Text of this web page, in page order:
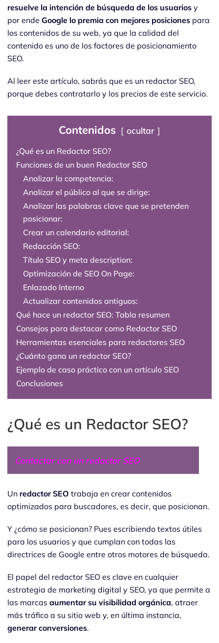
resuelve la intención de búsqueda de los usuarios y
por ende Google lo premia con mejores posiciones para
los contenidos de su web, ya que la calidad del
contenido es uno de los factores de posicionamiento
SEO.
Al leer este artículo, sabrás que es un redactor SEO,
porque debes contratarlo y los precios de este servicio.
Contenidos ocultar
¿Qué es un Redactor SEO?
Funciones de un buen Redactor SEO
Analizar la competencia:
Analizar el público al que se dirige:
Analizar las palabras clave que se pretenden
posicionar:
Crear un calendario editorial:
Redacción SEO:
Título SEO y meta description:
Optimización de SEO On Page:
Enlazado Interno
Actualizar contenidos antiguos:
Qué hace un redactor SEO: Tabla resumen
Consejos para destacar como Redactor SEO
Herramientas esenciales para redactores SEO
¿Cuánto gana un redactor SEO?
Ejemplo de caso práctico con un artículo SEO
Conclusiones
¿Qué es un Redactor SEO?
Contactar con un redactor SEO
Un redactor SEO trabaja en crear contenidos
optimizados para buscadores, es decir, que posicionan.
Y ¿cómo se posicionan? Pues escribiendo textos útiles
para los usuarios y que cumplan con todas las
directrices de Google entre otros motores de búsqueda.
El papel del redactor SEO es clave en cualquier
estrategia de marketing digital y SEO, ya que permite a
las marcas aumentar su visibilidad orgánica, atraer
más tráfico a su sitio web y, en última instancia,
generar conversiones.